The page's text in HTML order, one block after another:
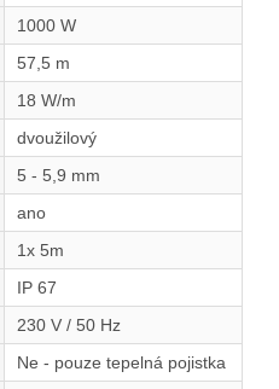
1000 W
57,5 m
18 W/m
dvoužilový
5 - 5,9 mm
ano
1x 5m
IP 67
230 V / 50 Hz
Ne - pouze tepelná pojistka